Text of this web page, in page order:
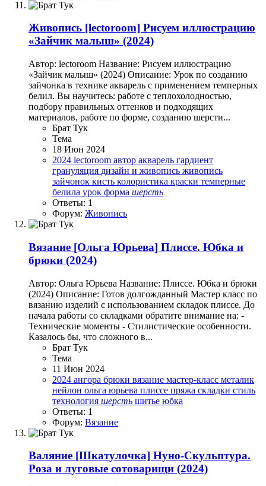
Живопись [lectoroom] Рисуем иллюстрацию
«Зайчик малыш» (2024)
Автор: lectoroom Название: Рисуем иллюстрацию
«Зайчик малыш» (2024) Описание: Урок по созданию
зайчонка в технике акварель с применением темперных
белил. Вы научитесь: работе с теплохолодностью,
подбору правильных оттенков и подходящих
материалов, работе по форме, созданию шерсти...
Брат Тук
Тема
18 Июн 2024
2024 lectoroom автор акварель гардиент
грануляция дизайн и живопись живопись
зайчонок кисть колористика краски темперные
белила урок форма шерсть
Ответы: 1
Форум: Живопись
Вязание [Ольга Юрьева] Плиссе. Юбка и
брюки (2024)
Автор: Ольга Юрьева Название: Плиссе. Юбка и брюки
(2024) Описание: Готов долгожданный Мастер класс по
вязанию изделий с использованием складок плиссе. До
начала работы со складками обратите внимание на: -
Технические моменты - Стилистические особенности.
Казалось бы, что сложного в...
Брат Тук
Тема
11 Июн 2024
2024 ангора брюки вязание мастер-класс металик
нейлон ольга юрьева плиссе пряжа складки стиль
технология шерсть шитье юбка
Ответы: 1
Форум: Вязание
Валяние [Шкатулочка] Нуно-Скульптура.
Роза и луговые сотоварищи (2024)